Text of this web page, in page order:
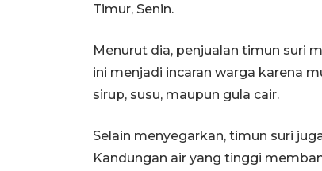
Timur, Senin.
Menurut dia, penjualan timun suri
ini menjadi incaran warga karena
sirup, susu, maupun gula cair.
Selain menyegarkan, timun suri
Kandungan air yang tinggi